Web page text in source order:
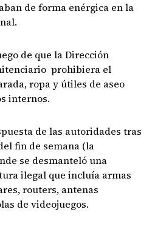
de forma enérgica en la
de que la Dirección
prohibiera el
ropa y útiles de aseo
internos.
de las autoridades tras
fin de semana (la
se desmanteló una
ilegal que incluía armas
routers, antenas
de videojuegos.